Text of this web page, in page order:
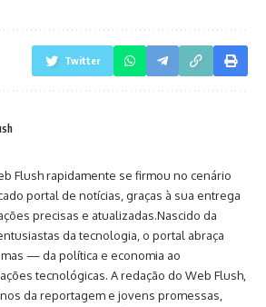
Twitter
Flush rapidamente se firmou no cenário
portal de notícias, graças à sua entrega
precisas e atualizadas.Nascido da
da tecnologia, o portal abraça
— da política e economia ao
tecnológicas. A redação do Web Flush,
da reportagem e jovens promessas,